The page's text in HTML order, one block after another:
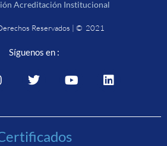
Acreditación Institucional
Reservados | © 2021
Síguenos en :